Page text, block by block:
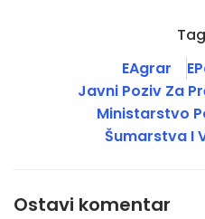
EAgrar
Javni Poziv Za
Ministarstvo
Šumarstva I
Ostavi komentar